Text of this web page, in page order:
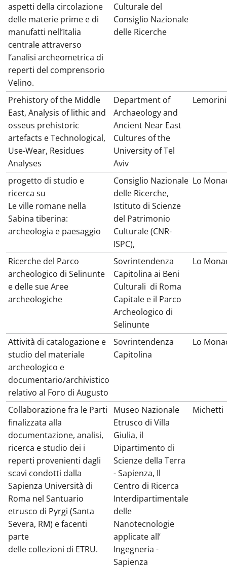
aspetti della circolazione
delle materie prime e di
manufatti nell’Italia
centrale attraverso
l’analisi archeometrica di
reperti del comprensorio
Velino.
Culturale del
Consiglio Nazionale
delle Ricerche
Prehistory of the Middle
East, Analysis of lithic and
osseus prehistoric
artefacts e Technological,
Use-Wear, Residues
Analyses
Department of
Archaeology and
Ancient Near East
Cultures of the
University of Tel
Aviv
Lemorini
progetto di studio e
ricerca su
Le ville romane nella
Sabina tiberina:
archeologia e paesaggio
Consiglio Nazionale
delle Ricerche,
Istituto di Scienze
del Patrimonio
Culturale (CNR-
ISPC),
Lo
Ricerche del Parco
archeologico di Selinunte
e delle sue Aree
archeologiche
Sovrintendenza
Capitolina ai Beni
Culturali di Roma
Capitale e il Parco
Archeologico di
Selinunte
Lo
Attività di catalogazione e
studio del materiale
archeologico e
documentario/archivistico
relativo al Foro di Augusto
Sovrintendenza
Capitolina
Lo
Collaborazione fra le Parti
finalizzata alla
documentazione, analisi,
ricerca e studio dei i
reperti provenienti dagli
scavi condotti dalla
Sapienza Università di
Roma nel Santuario
etrusco di Pyrgi (Santa
Severa, RM) e facenti
parte
delle collezioni di ETRU.
Museo Nazionale
Etrusco di Villa
Giulia, il
Dipartimento di
Scienze della Terra
- Sapienza, Il
Centro di Ricerca
Interdipartimentale
delle
Nanotecnologie
applicate all’
Ingegneria -
Sapienza
Michetti